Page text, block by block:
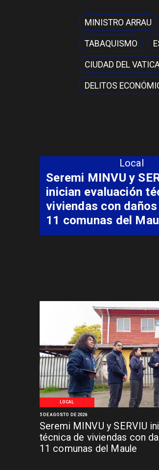
MINISTRO ARRAU
TABAQUISMO
CIUDAD DEL
DELITOS
LOCAL
Seremi MINVU y SERVIU
técnica de viviendas con
11 comunas del Maule
5 DE AGOSTO DE 2026
Local
Fondo Orasmi
familia de Romeral
costear
especializada de
Síndrome de